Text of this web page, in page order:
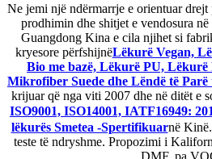
Ne jemi një ndërmarrje e orientuar
prodhimin dhe shitjet e vendosura
Guangdong Kina e cila njihet si
kryesore përfshijnëLëkurë Vegan,
Bio me bazë, Lëkurë PU,
Mikrofiber Suede dhe Lëndë të Parë
krijuar që nga viti 2007 dhe në ditët e
ISO9001, ISO14001, IATF16949:
lëkurës Smetea -Spertifikuarnë
teste të ndryshme. Propozimi i
DMF, pa